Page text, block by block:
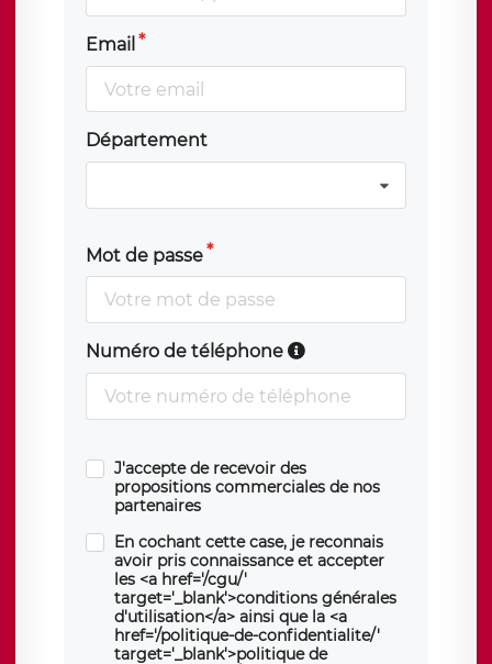
Email
Département
Mot de passe
Numéro de téléphone
J'accepte de recevoir des
propositions commerciales de nos
partenaires
En cochant cette case, je reconnais
avoir pris connaissance et accepter
les <a href='/cgu/'
target='_blank'>conditions générales
d'utilisation</a> ainsi que la <a
href='/politique-de-confidentialite/'
target='_blank'>politique de